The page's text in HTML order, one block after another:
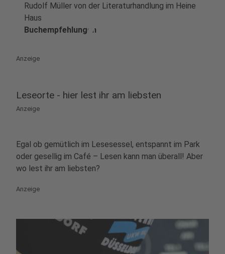
play_circle
Rudolf Müller von der Literaturhandlung im Heine
Haus
Buchempfehlungen
Anzeige
Leseorte - hier lest ihr am liebsten
Anzeige
Egal ob gemütlich im Lesesessel, entspannt im Park
oder gesellig im Café – Lesen kann man überall! Aber
wo lest ihr am liebsten?
Anzeige